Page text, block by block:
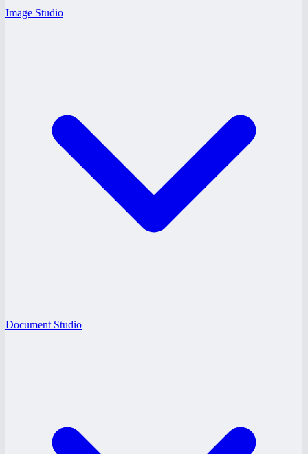
Image Studio
Document Studio